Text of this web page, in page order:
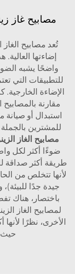
مصابيح غاز
تُعد مصابيح
إضاءتها
واضحًا يشبه
للتطبيقات التي
الإضاءة الخارجية.
مقارنة بالمصابيح
استبدال أو صيانة
للمشترين
مصابيح الغاز
ضوءًا أكثر لكل
طريقة أكثر صداقة
لأنها تتخلص من
جيدة جدًا
باختصار، هناك
لمصابيح الغاز
الأخرى، نظرًا
حيث